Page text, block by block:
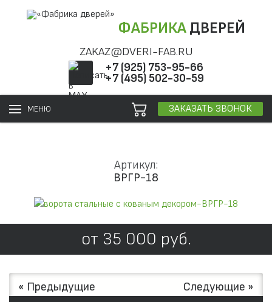
ФАБРИКАДВЕРЕЙ
ZAKAZ@DVERI-FAB.RU
+7 (925) 753-95-66
+7 (495) 502-30-59
МЕНЮ ЗАКАЗАТЬ ЗВОНОК
Артикул:
ВРГР-18
от 35 000 руб.
« Предыдущие Следующие »